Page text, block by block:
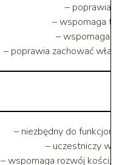
– poprawia
– wspomaga
– wspomaga
– poprawia zachować
– niezbędny do
– uczestniczy w
– wspomaga rozwój kości,